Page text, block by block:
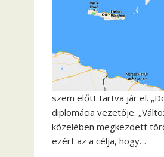
szem előtt tartva jár el.
diplomácia vezetője.
közelében megkezdett
ezért az a célja, hogy…